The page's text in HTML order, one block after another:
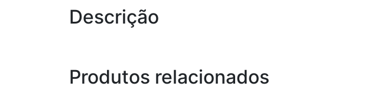
Descrição
Produtos relacionados